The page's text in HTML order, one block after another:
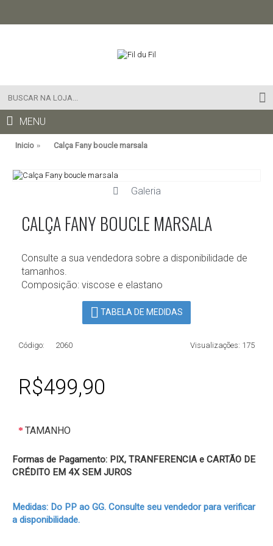
MENU
Inicio Calça Fany boucle marsala
Galeria
CALÇA FANY BOUCLE MARSALA
Consulte a sua vendedora sobre a disponibilidade de
tamanhos.
Composição: viscose e elastano
TABELA DE MEDIDAS
Visualizações: 175
Código: 2060
R$499,90
TAMANHO
Formas de Pagamento: PIX, TRANFERENCIA e CARTÃO DE
CRÉDITO EM 4X SEM JUROS
Medidas: Do PP ao GG. Consulte seu vendedor para verificar
a disponibilidade.